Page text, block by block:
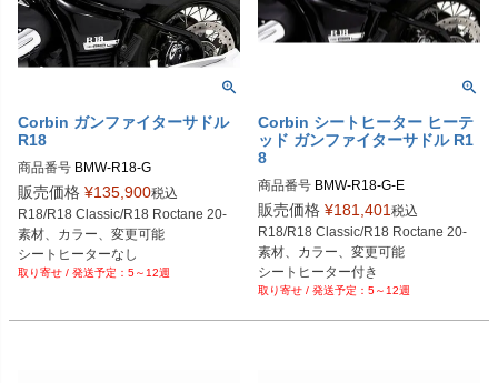
Corbin ガンファイターサドル
R18
商品番号 BMW-R18-G
販売価格 ¥135,900税込
R18/R18 Classic/R18 Roctane 20-
素材、カラー、変更可能
シートヒーターなし
5～12週
Corbin シートヒーター ヒーテ
ッド ガンファイターサドル R1
8
商品番号
販売価格 ¥181,401税込
R18/R18 Classic/R18 Roctane 20-
素材、カラー、変更可能
シートヒーター付き
5～12週